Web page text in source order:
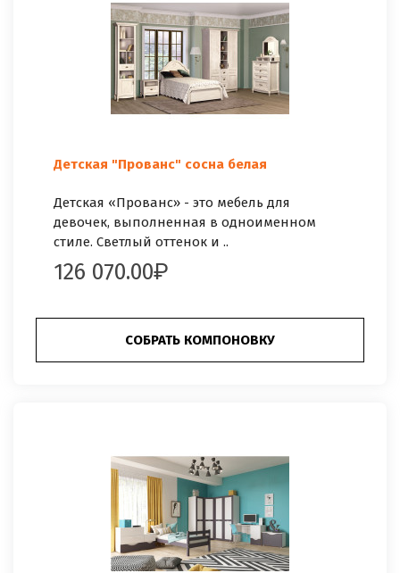
Детская "Прованс" сосна белая
Детская «Прованс» - это мебель для
девочек, выполненная в одноименном
стиле. Светлый оттенок и ..
126 070.00
СОБРАТЬ КОМПОНОВКУ